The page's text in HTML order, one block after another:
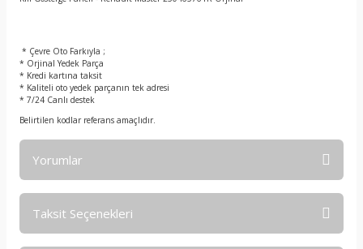
* Çevre Oto Farkıyla ;
* Orjinal Yedek Parça
* Kredi kartına taksit
* Kaliteli oto yedek parçanın tek adresi
* 7/24 Canlı destek
Belirtilen kodlar referans amaçlıdır.
Yorumlar
Taksit Seçenekleri